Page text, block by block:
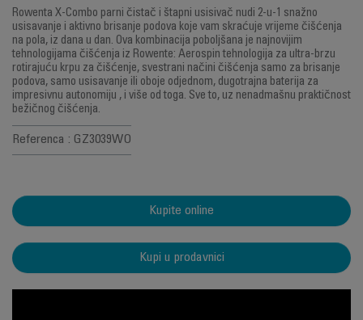
Rowenta X-Combo parni čistač i štapni usisivač nudi 2-u-1 snažno
usisavanje i aktivno brisanje podova koje vam skraćuje vrijeme čišćenja
na pola, iz dana u dan. Ova kombinacija poboljšana je najnovijim
tehnologijama čišćenja iz Rowente: Aerospin tehnologija za ultra-brzu
rotirajuću krpu za čišćenje, svestrani načini čišćenja samo za brisanje
podova, samo usisavanje ili oboje odjednom, dugotrajna baterija za
impresivnu autonomiju , i više od toga. Sve to, uz nenadmašnu praktičnost
bežičnog čišćenja.
Referenca : GZ3039WO
Kupite online
Kupi u prodavnici